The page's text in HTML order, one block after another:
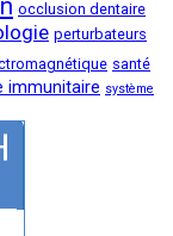
occlusion dentaire
perturbateurs
santé
immunitaire système